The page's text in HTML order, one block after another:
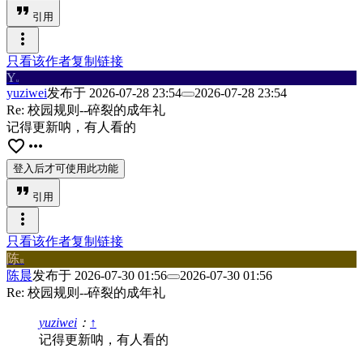
format_quote 引用
more_vert
只看该作者复制链接
Yu
yuziwei发布于 2026-07-28 23:54
2026-07-28 23:54
Re: 校园规则--碎裂的成年礼
记得更新呐，有人看的
favorite_border more_horiz
登入后才可使用此功能
format_quote 引用
more_vert
只看该作者复制链接
陈 晨
陈晨发布于 2026-07-30 01:56
2026-07-30 01:56
Re: 校园规则--碎裂的成年礼
yuziwei ： ↑
记得更新呐，有人看的